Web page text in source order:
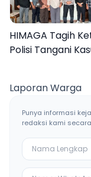
HIMAGA Tagih
Polisi Tangani
Laporan Warga
Punya informasi
redaksi kami